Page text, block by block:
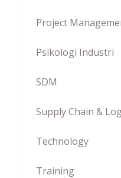
Project
Psikologi Industri
SDM
Supply Chain &
Technology
Training